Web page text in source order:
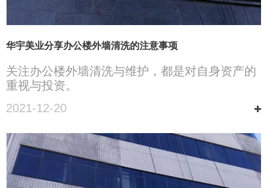
华宇美业分享办公楼外墙清洗的注意事项
关注办公楼外墙清洗与维护，都是对自身资产的
重视与投资。
2021-12-20